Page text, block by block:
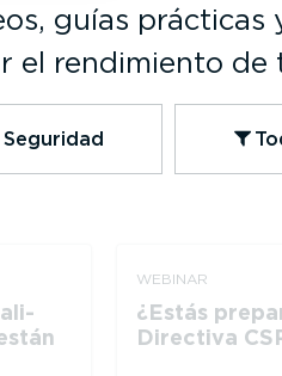
guías prácticas
el rendimiento de
Seguridad
WEBINAR
¿Estás
Directiva